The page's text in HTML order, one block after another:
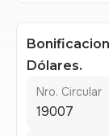
Dólares.
Nro. Circular
19007